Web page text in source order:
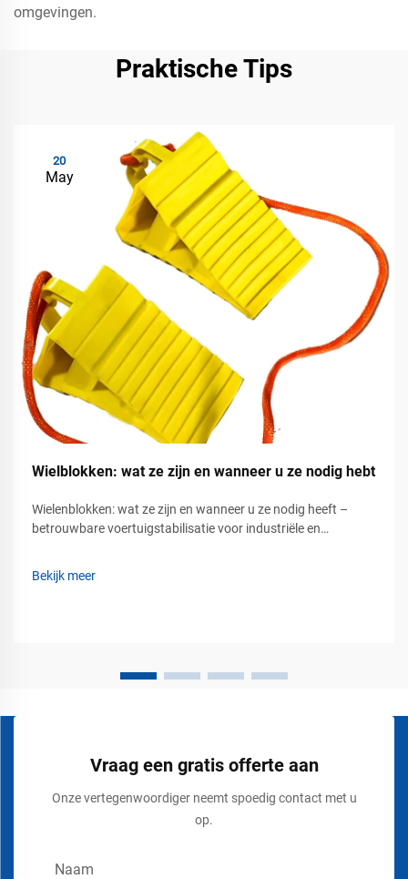
omgevingen.
Praktische Tips
20
May
Wielblokken: wat ze zijn en wanneer u ze nodig hebt
Wielenblokken: wat ze zijn en wanneer u ze nodig heeft –
betrouwbare voertuigstabilisatie voor industriële en
op laad- en losperrons, op luchthavens, bouwplaatsen en...
Bekijk meer
Vraag een gratis offerte aan
Onze vertegenwoordiger neemt spoedig contact met u
op.
Naam